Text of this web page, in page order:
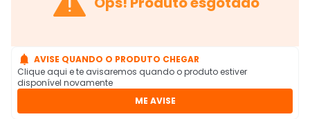
 AVISE QUANDO O PRODUTO CHEGAR
Clique aqui e te avisaremos quando o produto estiver
disponível novamente
ME AVISE